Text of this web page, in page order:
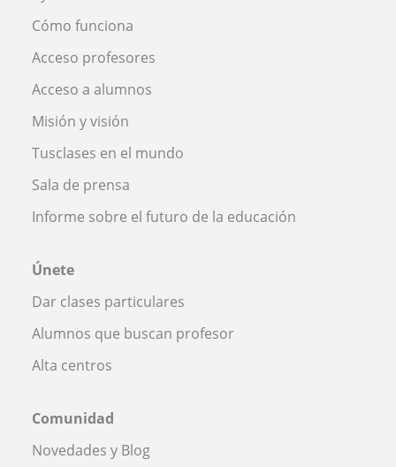
Cómo funciona
Acceso profesores
Acceso a alumnos
Misión y visión
Tusclases en el mundo
Sala de prensa
Informe sobre el futuro de la educación
Únete
Dar clases particulares
Alumnos que buscan profesor
Alta centros
Comunidad
Novedades y Blog